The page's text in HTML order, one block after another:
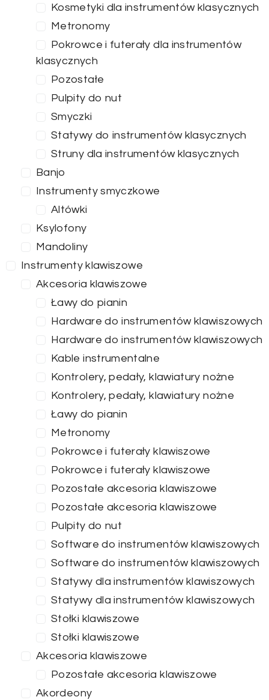
Kosmetyki dla instrumentów klasycznych
Metronomy
Pokrowce i futerały dla instrumentów
klasycznych
Pozostałe
Pulpity do nut
Smyczki
Statywy do instrumentów klasycznych
Struny dla instrumentów klasycznych
Banjo
Instrumenty smyczkowe
Altówki
Ksylofony
Mandoliny
Instrumenty klawiszowe
Akcesoria klawiszowe
Ławy do pianin
Hardware do instrumentów klawiszowych
Hardware do instrumentów klawiszowych
Kable instrumentalne
Kontrolery, pedały, klawiatury nożne
Kontrolery, pedały, klawiatury nożne
Ławy do pianin
Metronomy
Pokrowce i futerały klawiszowe
Pokrowce i futerały klawiszowe
Pozostałe akcesoria klawiszowe
Pozostałe akcesoria klawiszowe
Pulpity do nut
Software do instrumentów klawiszowych
Software do instrumentów klawiszowych
Statywy dla instrumentów klawiszowych
Statywy dla instrumentów klawiszowych
Stołki klawiszowe
Stołki klawiszowe
Akcesoria klawiszowe
Pozostałe akcesoria klawiszowe
Akordeony